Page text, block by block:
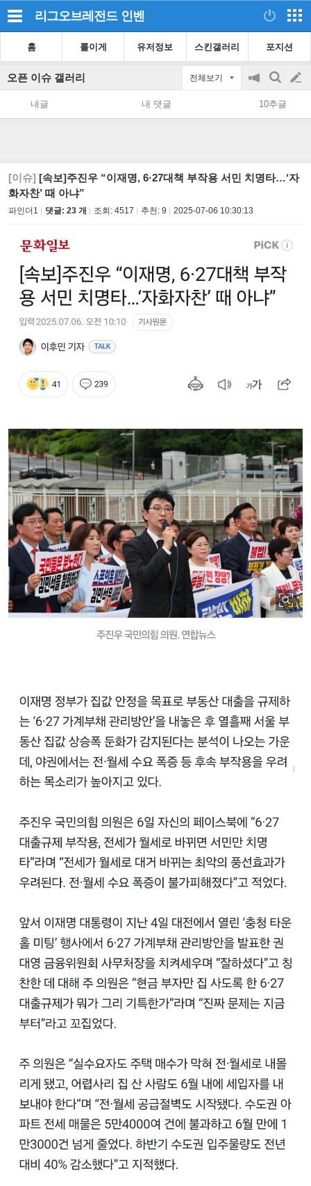
리그오브레전드 인벤
홈 롤이게 유저정보 스킨갤러리 포지션
오픈 이슈 갤러리 전체보기
공
지
on/off
검
색
글
쓰
내글 내 댓글 10추글
[이슈] [속보]주진우 “이재명, 6·27대책 부작용 서민 치명타…‘자
화자찬’ 때 아냐”
파인더1 댓글: 23 개 조회: 4517 추천: 9 2025-07-06 10:30:13